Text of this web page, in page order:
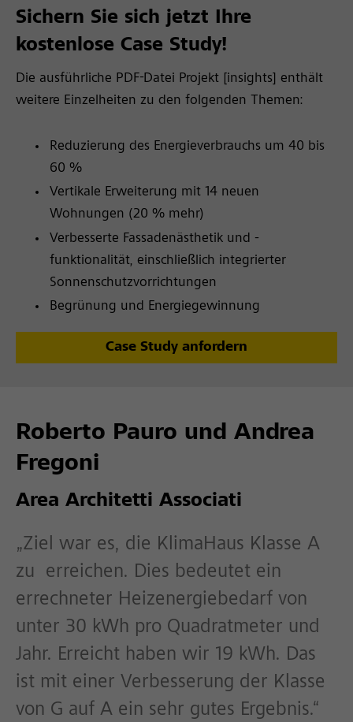
Sichern Sie sich jetzt Ihre
kostenlose Case Study!
Die ausführliche PDF-Datei Projekt [insights] enthält
weitere Einzelheiten zu den folgenden Themen:
Reduzierung des Energieverbrauchs um 40 bis
60 %
Vertikale Erweiterung mit 14 neuen
Wohnungen (20 % mehr)
Verbesserte Fassadenästhetik und -
funktionalität, einschließlich integrierter
Sonnenschutzvorrichtungen
Begrünung und Energiegewinnung
Case Study anfordern
Roberto Pauro und Andrea
Fregoni
Area Architetti Associati
„Ziel war es, die KlimaHaus Klasse A
zu erreichen. Dies bedeutet ein
errechneter Heizenergiebedarf von
unter 30 kWh pro Quadratmeter und
Jahr. Erreicht haben wir 19 kWh. Das
ist mit einer Verbesserung der Klasse
von G auf A ein sehr gutes Ergebnis.“